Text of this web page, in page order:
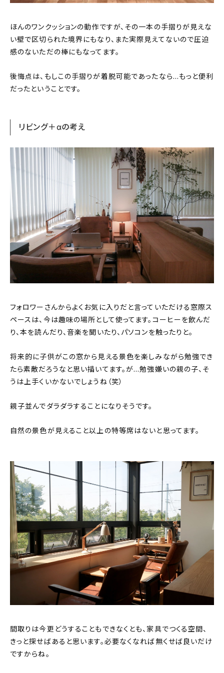
ほんのワンクッションの動作ですが、その一本の手摺りが見えな
い壁で区切られた境界にもなり、また実際見えてないので圧迫
感のないただの棒にもなってます。
後悔点は、もしこの手摺りが着脱可能であったなら…もっと便利
だったということです。
リビング＋αの考え
フォロワーさんからよくお気に入りだと言っていただける窓際ス
ペースは、今は趣味の場所として使ってます。コーヒーを飲んだ
り、本を読んだり、音楽を聞いたり、パソコンを触ったりと。
将来的に子供がこの窓から見える景色を楽しみながら勉強でき
たら素敵だろうなと思い描いてます。が…勉強嫌いの親の子、そ
うは上手くいかないでしょうね（笑）
親子並んでダラダラすることになりそうです。
自然の景色が見えること以上の特等席はないと思ってます。
間取りは今更どうすることもできなくとも、家具でつくる空間、
きっと探せばあると思います。必要なくなれば無くせば良いだけ
ですからね。